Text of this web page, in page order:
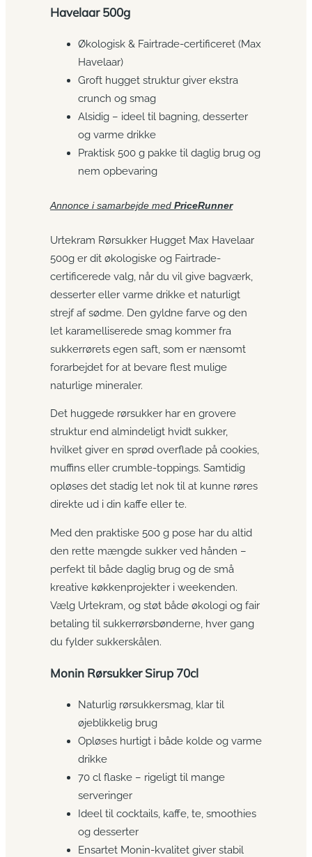
Havelaar 500g
Økologisk & Fairtrade-certificeret (Max
Havelaar)
Groft hugget struktur giver ekstra
crunch og smag
Alsidig – ideel til bagning, desserter
og varme drikke
Praktisk 500 g pakke til daglig brug og
nem opbevaring
Annonce i samarbejde med PriceRunner
Urtekram Rørsukker Hugget Max Havelaar
500g er dit økologiske og Fairtrade-
certificerede valg, når du vil give bagværk,
desserter eller varme drikke et naturligt
strejf af sødme. Den gyldne farve og den
let karamelliserede smag kommer fra
sukkerrørets egen saft, som er nænsomt
forarbejdet for at bevare flest mulige
naturlige mineraler.
Det huggede rørsukker har en grovere
struktur end almindeligt hvidt sukker,
hvilket giver en sprød overflade på cookies,
muffins eller crumble-toppings. Samtidig
opløses det stadig let nok til at kunne røres
direkte ud i din kaffe eller te.
Med den praktiske 500 g pose har du altid
den rette mængde sukker ved hånden –
perfekt til både daglig brug og de små
kreative køkkenprojekter i weekenden.
Vælg Urtekram, og støt både økologi og fair
betaling til sukkerrørsbønderne, hver gang
du fylder sukkerskålen.
Monin Rørsukker Sirup 70cl
Naturlig rørsukkersmag, klar til
øjeblikkelig brug
Opløses hurtigt i både kolde og varme
drikke
70 cl flaske – rigeligt til mange
serveringer
Ideel til cocktails, kaffe, te, smoothies
og desserter
Ensartet Monin-kvalitet giver stabil